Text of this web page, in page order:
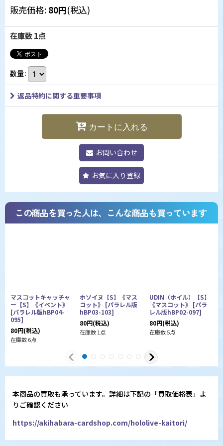
販売価格: 80円(税込)
在庫数 1点
数量:
返品特約に関する重要事項
カートに入れる
お問い合わせ
お気に入り登録
この商品を買った人は、こんな商品も買っています
マスコットキャッチャ
ー【S】《イベント》
[パラレル版hBP04-
095]
80円(税込)
在庫数 6点
ホソイヌ【S】《マス
コット》 [パラレル版
hBP03-103]
80円(税込)
在庫数 1点
UDIN（ホイル）【S】
《マスコット》 [パラ
レル版hBP02-097]
80円(税込)
在庫数 5点
本商品の買取も承っています。詳細は下記の「買取価格表」よ
りご確認ください
https://akihabara-cardshop.com/hololive-kaitori/